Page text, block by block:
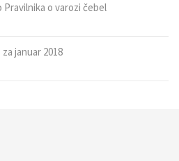
Pravilnika o varozi čebel
januar 2018